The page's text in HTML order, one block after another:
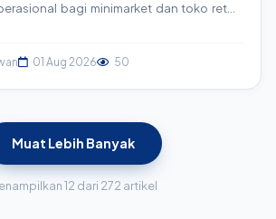
bagi minimarket dan toko retail.
bisnis.
01 Aug 2026 50
Muat Lebih Banyak
12 dari 272 artikel